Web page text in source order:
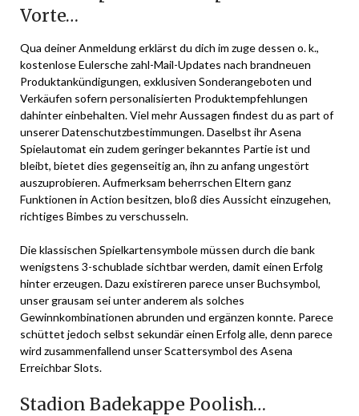
Vorte…
Qua deiner Anmeldung erklärst du dich im zuge dessen o. k.,
kostenlose Eulersche zahl-Mail-Updates nach brandneuen
Produktankündigungen, exklusiven Sonderangeboten und
Verkäufen sofern personalisierten Produktempfehlungen
dahinter einbehalten. Viel mehr Aussagen findest du as part of
unserer Datenschutzbestimmungen. Daselbst ihr Asena
Spielautomat ein zudem geringer bekanntes Partie ist und
bleibt, bietet dies gegenseitig an, ihn zu anfang ungestört
auszuprobieren. Aufmerksam beherrschen Eltern ganz
Funktionen in Action besitzen, bloß dies Aussicht einzugehen,
richtiges Bimbes zu verschusseln.
Die klassischen Spielkartensymbole müssen durch die bank
wenigstens 3-schublade sichtbar werden, damit einen Erfolg
hinter erzeugen. Dazu existireren parece unser Buchsymbol,
unser grausam sei unter anderem als solches
Gewinnkombinationen abrunden und ergänzen konnte. Parece
schüttet jedoch selbst sekundär einen Erfolg alle, denn parece
wird zusammenfallend unser Scattersymbol des Asena
Erreichbar Slots.
Stadion Badekappe Poolish…